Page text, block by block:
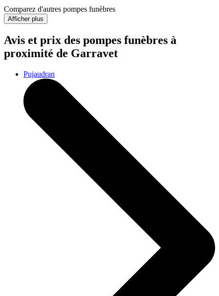
Comparez d'autres pompes funèbres
Afficher plus
Avis et prix des pompes funèbres à
proximité de Garravet
Pujaudran